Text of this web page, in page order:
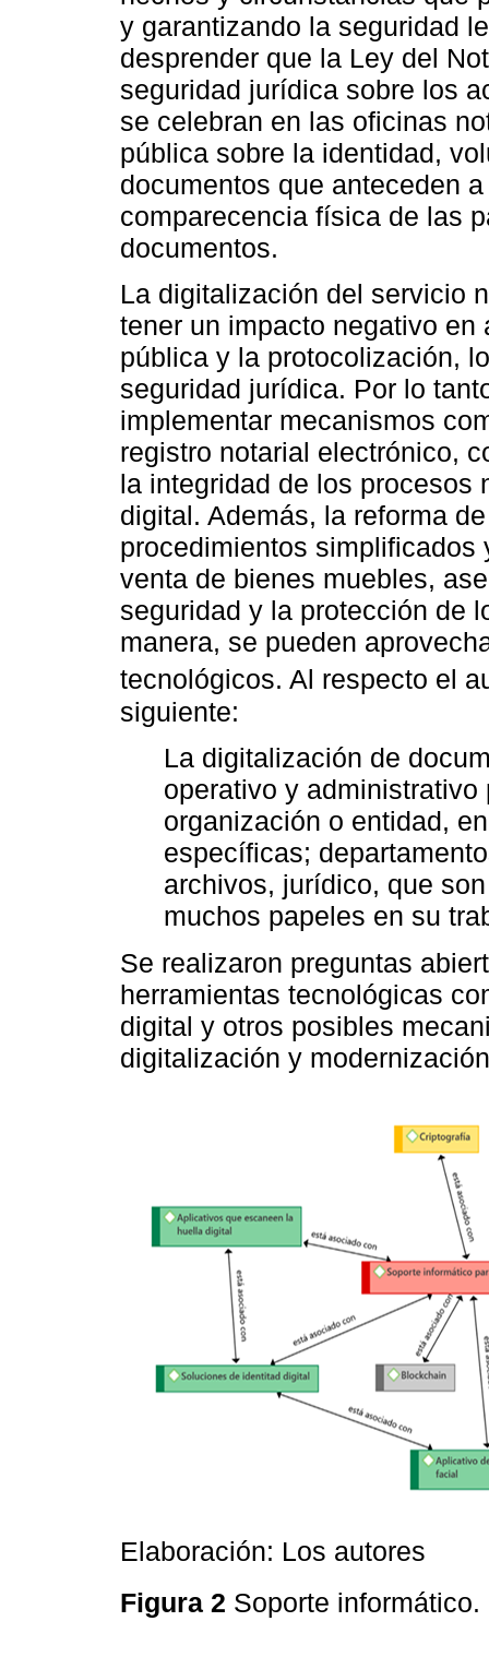
y garantizando la seguridad
desprender que la Ley del
seguridad jurídica sobre los
se celebran en las oficinas
pública sobre la identidad,
documentos que anteceden
comparecencia física de las
documentos.
La digitalización del servicio
tener un impacto negativo
pública y la protocolización,
seguridad jurídica. Por lo
implementar mecanismos
registro notarial electrónico,
la integridad de los procesos
digital. Además, la reforma
procedimientos
venta de bienes muebles,
seguridad y la protección de
manera, se pueden
tecnológicos. Al respecto el
siguiente:
La digitalización de
operativo y
organización o entidad,
específicas;
archivos, jurídico, que
muchos papeles en su
Se realizaron preguntas
herramientas tecnológicas
digital y otros posibles
digitalización y
Elaboración: Los autores
Figura 2 Soporte informático.